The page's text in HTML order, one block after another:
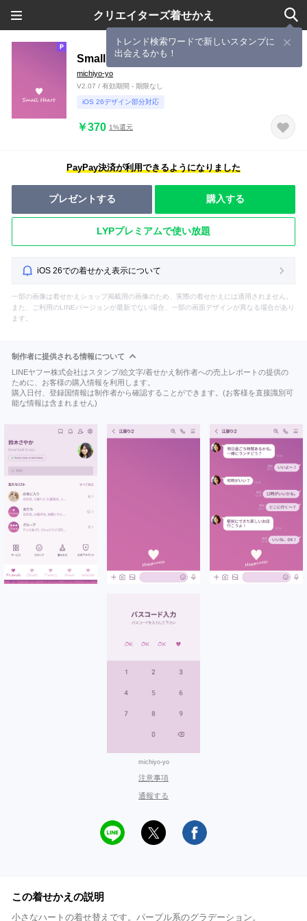
クリエイターズ着せかえ
トレンド検索ワードで新しいスタンプに
出会えるかも！
Small Heart *Purple Gradation*
michiyo-yo
V2.07 / 有効期間 - 期限なし
iOS 26デザイン部分対応
￥370 1%還元
PayPay決済が利用できるようになりました
プレゼントする 購入する
LYPプレミアムで使い放題
iOS 26での着せかえ表示について
一部の画像は着せかえショップ掲載用の画像のため、実際の着せかえには適用されません。
また、ご利用のLINEバージョンが最新でない場合、一部の画面デザインが異なる場合があり
ます。
制作者に提供される情報について
LINEヤフー株式会社はスタンプ/絵文字/着せかえ制作者への売上レポートの提供の
ために、お客様の購入情報を利用します。
購入日付、登録国情報は制作者から確認することができます。(お客様を直接識別可
能な情報は含まれません)
michiyo-yo
注意事項
通報する
この着せかえの説明
小さなハートの着せ替えです。パープル系のグラデーション。